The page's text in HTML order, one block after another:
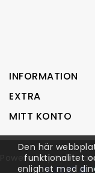
INFORMATION
EXTRA
MITT KONTO
Powered by
Den här
funktionalitet
enlighet med